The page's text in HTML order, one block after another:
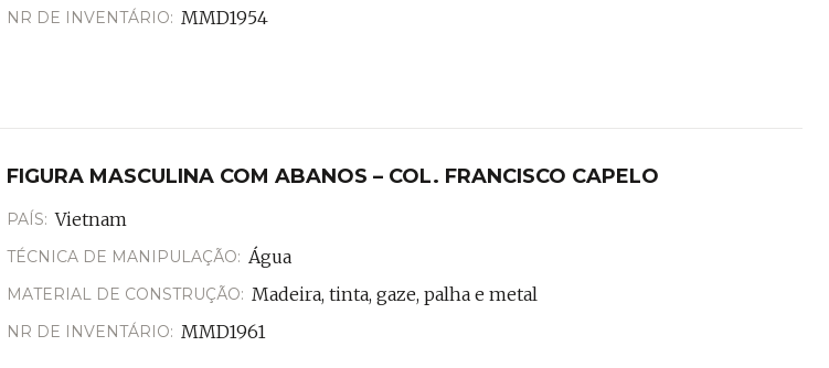
NR DE INVENTÁRIO: MMD1954
FIGURA MASCULINA COM ABANOS – COL. FRANCISCO CAPELO
PAÍS: Vietnam
TÉCNICA DE MANIPULAÇÃO: Água
MATERIAL DE CONSTRUÇÃO: Madeira, tinta, gaze, palha e metal
NR DE INVENTÁRIO: MMD1961